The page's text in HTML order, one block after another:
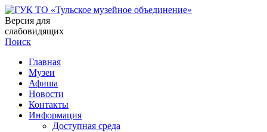
Версия для
слабовидящих
Поиск
Главная
Музеи
Афиша
Новости
Контакты
Информация
Доступная среда